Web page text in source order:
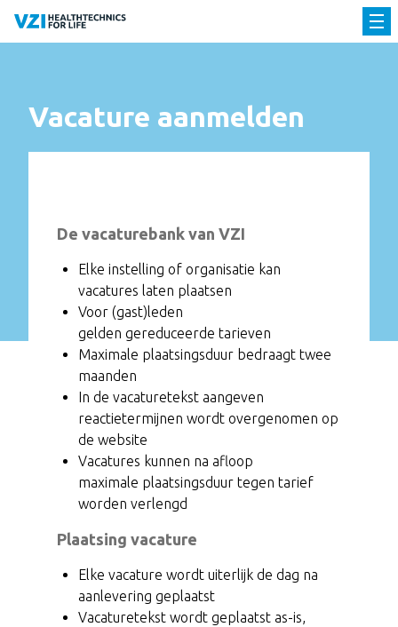
Vacature aanmelden
De vacaturebank van VZI
Elke instelling of organisatie kan
vacatures laten plaatsen
Voor (gast)leden
gelden gereduceerde tarieven
Maximale plaatsingsduur bedraagt twee
maanden
In de vacaturetekst aangeven
reactietermijnen wordt overgenomen op
de website
Vacatures kunnen na afloop
maximale plaatsingsduur tegen tarief
worden verlengd
Plaatsing vacature
Elke vacature wordt uiterlijk de dag na
aanlevering geplaatst
Vacaturetekst wordt geplaatst as-is,